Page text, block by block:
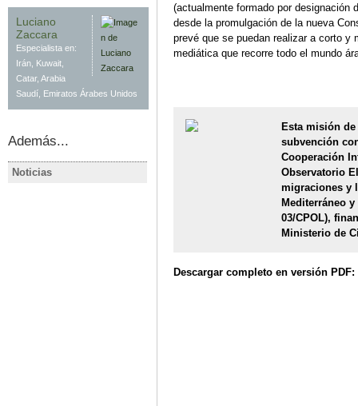
(actualmente formado por designación
desde la promulgación de la nueva
prevé que se puedan realizar a corto y
mediática que recorre todo el mundo
Esta misión
subvención
Cooperación
Observatorio
migraciones y
Mediterráneo y
03/CPOL),
Ministerio de
Descargar completo en versión PDF:
Luciano
Zaccara
Especialista en:
Irán, Kuwait,
Catar, Arabia
Saudí, Emiratos Árabes Unidos
Además...
Noticias
Qatar anuncia los resultados
CATAR
Qatar
legislative